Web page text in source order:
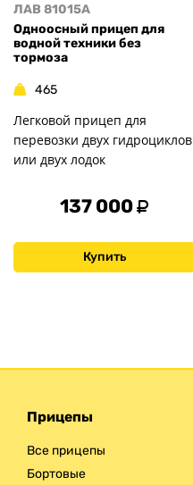
ЛАВ 81015A
Одноосный прицеп для
водной техники без
тормоза
465
Легковой прицеп для
перевозки двух гидроциклов
или двух лодок
137 000
Купить
Прицепы
Все прицепы
Бортовые